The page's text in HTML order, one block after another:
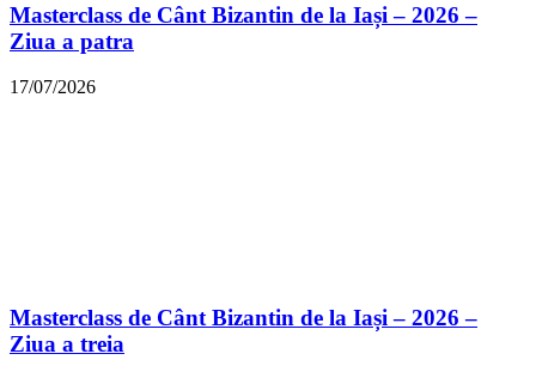
Masterclass de Cânt Bizantin de la Iași – 2026 –
Ziua a patra
17/07/2026
Masterclass de Cânt Bizantin de la Iași – 2026 –
Ziua a treia